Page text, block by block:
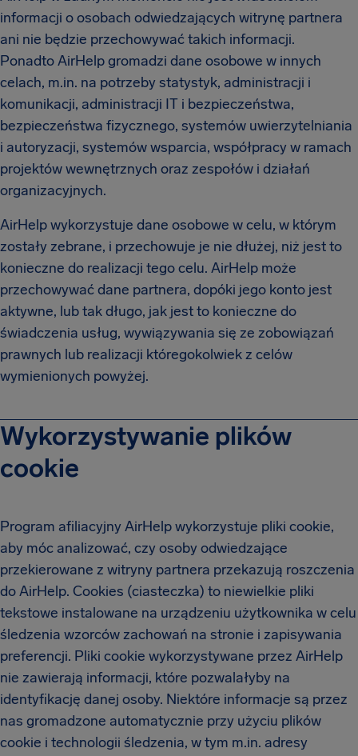
informacji o osobach odwiedzających witrynę partnera
ani nie będzie przechowywać takich informacji.
Ponadto AirHelp gromadzi dane osobowe w innych
celach, m.in. na potrzeby statystyk, administracji i
komunikacji, administracji IT i bezpieczeństwa,
bezpieczeństwa fizycznego, systemów uwierzytelniania
i autoryzacji, systemów wsparcia, współpracy w ramach
projektów wewnętrznych oraz zespołów i działań
organizacyjnych.
AirHelp wykorzystuje dane osobowe w celu, w którym
zostały zebrane, i przechowuje je nie dłużej, niż jest to
konieczne do realizacji tego celu. AirHelp może
przechowywać dane partnera, dopóki jego konto jest
aktywne, lub tak długo, jak jest to konieczne do
świadczenia usług, wywiązywania się ze zobowiązań
prawnych lub realizacji któregokolwiek z celów
wymienionych powyżej.
Wykorzystywanie plików
cookie
Program afiliacyjny AirHelp wykorzystuje pliki cookie,
aby móc analizować, czy osoby odwiedzające
przekierowane z witryny partnera przekazują roszczenia
do AirHelp. Cookies (ciasteczka) to niewielkie pliki
tekstowe instalowane na urządzeniu użytkownika w celu
śledzenia wzorców zachowań na stronie i zapisywania
preferencji. Pliki cookie wykorzystywane przez AirHelp
nie zawierają informacji, które pozwalałyby na
identyfikację danej osoby. Niektóre informacje są przez
nas gromadzone automatycznie przy użyciu plików
cookie i technologii śledzenia, w tym m.in. adresy